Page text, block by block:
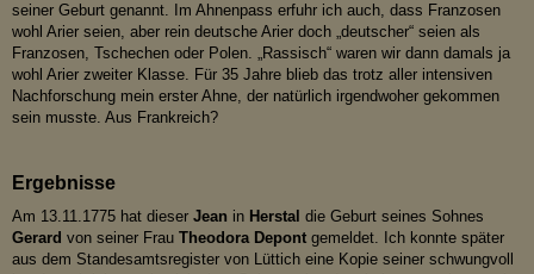
seiner Geburt genannt. Im Ahnenpass erfuhr ich auch, dass Franzosen
wohl Arier seien, aber rein deutsche Arier doch „deutscher“ seien als
Franzosen, Tschechen oder Polen. „Rassisch“ waren wir dann damals ja
wohl Arier zweiter Klasse. Für 35 Jahre blieb das trotz aller intensiven
Nachforschung mein erster Ahne, der natürlich irgendwoher gekommen
sein musste. Aus Frankreich?
Ergebnisse
Am 13.11.1775 hat dieser Jean in Herstal die Geburt seines Sohnes
Gerard von seiner Frau Theodora Depont gemeldet. Ich konnte später
aus dem Standesamtsregister von Lüttich eine Kopie seiner schwungvoll